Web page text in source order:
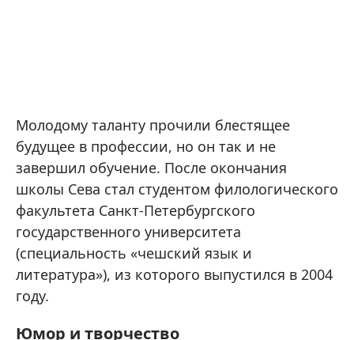
Молодому таланту прочили блестящее
будущее в профессии, но он так и не
завершил обучение. После окончания
школы Сева стал студентом филологического
факультета Санкт-Петербургского
государственного университета
(специальность «чешский язык и
литература»), из которого выпустился в 2004
году.
Юмор и творчество